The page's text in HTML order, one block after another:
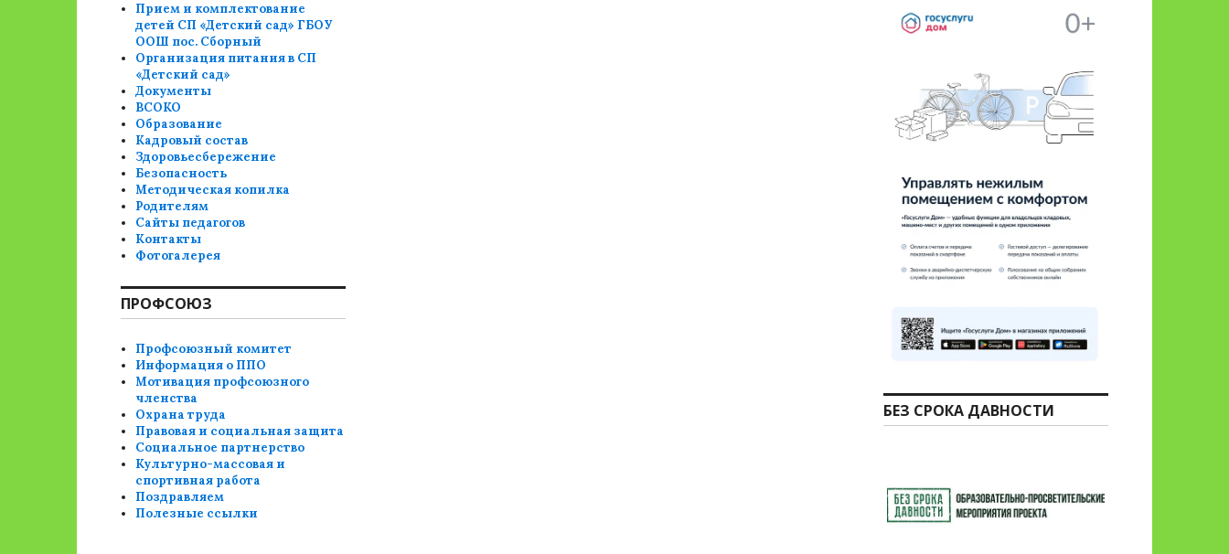
Прием и комплектование
детей СП «Детский сад» ГБОУ
ООШ пос. Сборный
Организация питания в СП
«Детский сад»
Документы
ВСОКО
Образование
Кадровый состав
Здоровьесбережение
Безопасность
Методическая копилка
Родителям
Сайты педагогов
Контакты
Фотогалерея
ПРОФСОЮЗ
Профсоюзный комитет
Информация о ППО
Мотивация профсоюзного
членства
Охрана труда
Правовая и социальная защита
Социальное партнерство
Культурно-массовая и
спортивная работа
Поздравляем
Полезные ссылки
БЕЗ СРОКА ДАВНОСТИ